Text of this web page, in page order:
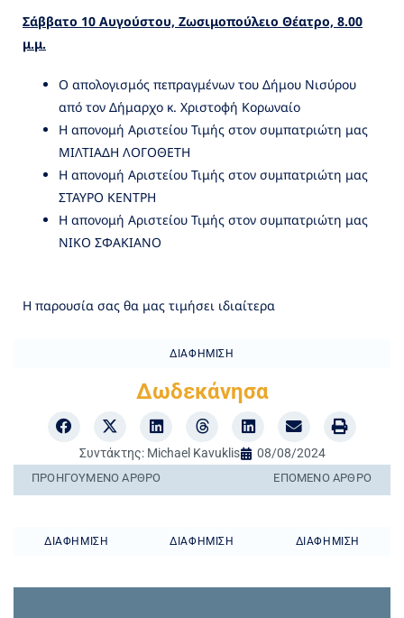
Σάββατο 10 Αυγούστου, Ζωσιμοπούλειο Θέατρο, 8.00
μ.μ.
Ο απολογισμός πεπραγμένων του Δήμου Νισύρου
από τον Δήμαρχο κ. Χριστοφή Κορωναίο
Η απονομή Αριστείου Τιμής στον συμπατριώτη μας
ΜΙΛΤΙΑΔΗ ΛΟΓΟΘΕΤΗ
Η απονομή Αριστείου Τιμής στον συμπατριώτη μας
ΣΤΑΥΡΟ ΚΕΝΤΡΗ
Η απονομή Αριστείου Τιμής στον συμπατριώτη μας
ΝΙΚΟ ΣΦΑΚΙΑΝΟ
Η παρουσία σας θα μας τιμήσει ιδιαίτερα
ΔΙΑΦΉΜΙΣΗ
Δωδεκάνησα
Συντάκτης:Michael Kavuklis 08/08/2024
ΠΡΟΗΓΟΎΜΕΝO ΆΡΘΡΟ ΕΠΌΜΕΝΟ ΆΡΘΡΟ
ΔΙΑΦΉΜΙΣΗ ΔΙΑΦΉΜΙΣΗ ΔΙΑΦΉΜΙΣΗ